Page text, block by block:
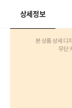
상세정보